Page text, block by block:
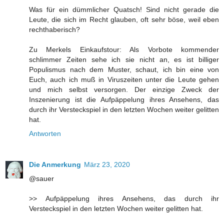
Was für ein dümmlicher Quatsch! Sind nicht gerade die
Leute, die sich im Recht glauben, oft sehr böse, weil eben
rechthaberisch?
Zu Merkels Einkaufstour: Als Vorbote kommender
schlimmer Zeiten sehe ich sie nicht an, es ist billiger
Populismus nach dem Muster, schaut, ich bin eine von
Euch, auch ich muß in Viruszeiten unter die Leute gehen
und mich selbst versorgen. Der einzige Zweck der
Inszenierung ist die Aufpäppelung ihres Ansehens, das
durch ihr Versteckspiel in den letzten Wochen weiter gelitten
hat.
Antworten
Die Anmerkung März 23, 2020
@sauer
>> Aufpäppelung ihres Ansehens, das durch ihr
Versteckspiel in den letzten Wochen weiter gelitten hat.